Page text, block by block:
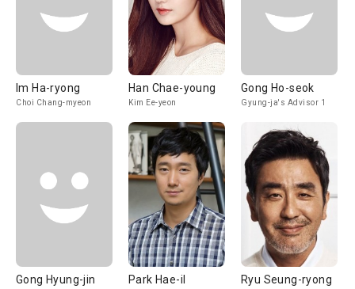
Im Ha-ryong
Choi Chang-myeon
Han Chae-young
Kim Ee-yeon
Gong Ho-seok
Gyung-ja's Advisor 1
Gong Hyung-jin Park Hae-il Ryu Seung-ryong